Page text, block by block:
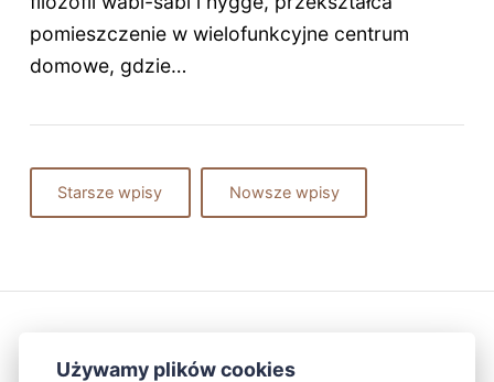
pomieszczenie w wielofunkcyjne centrum
domowe, gdzie…
Starsze wpisy Nowsze wpisy
Używamy plików cookies